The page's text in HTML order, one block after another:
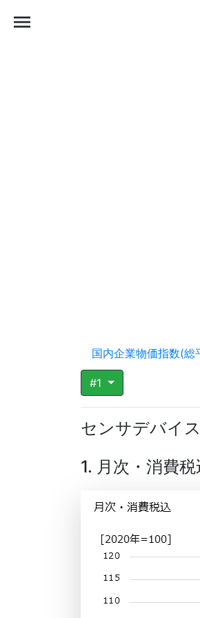
menu
国内企業物価指数(総
#1
センサデバイ
1. 月次・消費税